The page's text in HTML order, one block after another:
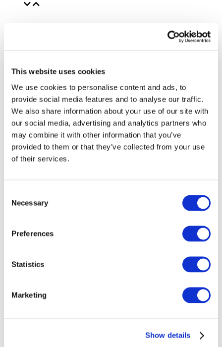
This website uses cookies
We use cookies to personalise content and ads, to
provide social media features and to analyse our traffic.
We also share information about your use of our site with
our social media, advertising and analytics partners who
may combine it with other information that you’ve
provided to them or that they’ve collected from your use
of their services.
Selection
Necessary
Preferences
Statistics
Marketing
Show details
Todos los